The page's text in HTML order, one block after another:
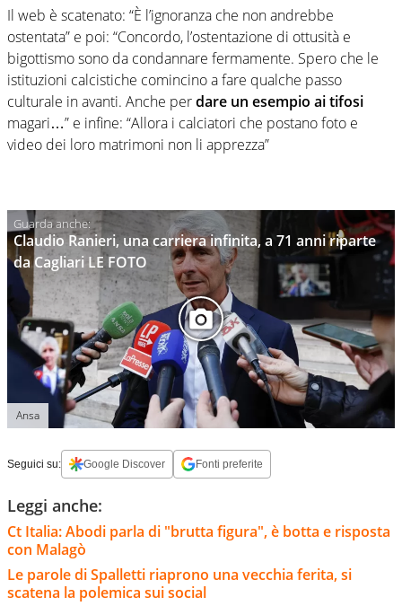
Il web è scatenato: “È l’ignoranza che non andrebbe
ostentata” e poi: “Concordo, l’ostentazione di ottusità e
bigottismo sono da condannare fermamente. Spero che le
istituzioni calcistiche comincino a fare qualche passo
culturale in avanti. Anche perdare un esempio ai tifosi
magari…” e infine: “Allora i calciatori che postano foto e
video dei loro matrimoni non li apprezza”
Claudio Ranieri, una carriera infinita, a 71 anni riparte
da Cagliari LE FOTO
Ansa
Seguici su: Google Discover Fonti preferite
Leggi anche:
Ct Italia: Abodi parla di "brutta figura", è botta e risposta
con Malagò
Le parole di Spalletti riaprono una vecchia ferita, si
scatena la polemica sui social